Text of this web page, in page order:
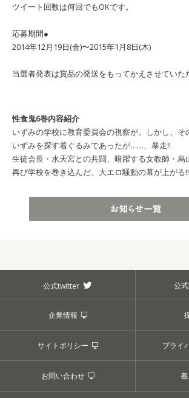
ツイート回数は何回でもOKです。
応募期間●
2014年12月19日(金)〜2015年1月8日(木)
当選者発表は賞品の発送をもってかえさせていた
性食鬼6巻内容紹介
いずみの学校に教育委員会の視察が。しかし、そ
いずみを探す着ぐるみであったが……、暴走!!
生徒会長・水天宮との共闘、暗躍する女教師・烏
再び学校を巻き込んだ、大エロ騒動の幕が上がる!!
公式twitter 公
企業情報
サイトポリシー プライ
お問い合わせ